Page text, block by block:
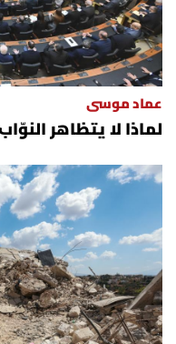
عماد موسى
لماذا لا يتظاهر